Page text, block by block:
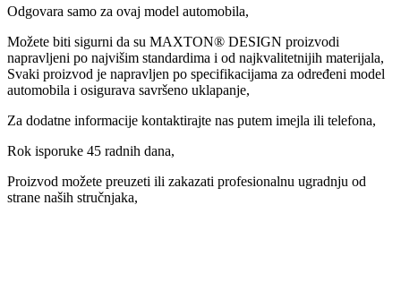
Odgovara samo za ovaj model automobila,
Možete biti sigurni da su MAXTON® DESIGN proizvodi
napravljeni po najvišim standardima i od najkvalitetnijih materijala,
Svaki proizvod je napravljen po specifikacijama za određeni model
automobila i osigurava savršeno uklapanje,
Za dodatne informacije kontaktirajte nas putem imejla ili telefona,
Rok isporuke 45 radnih dana,
Proizvod možete preuzeti ili zakazati profesionalnu ugradnju od
strane naših stručnjaka,